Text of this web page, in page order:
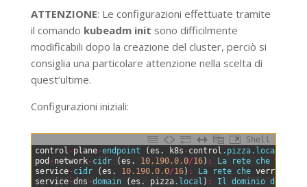
ATTENZIONE: Le configurazioni effettuate tramite
il comando kubeadm init sono difficilmente
modificabili dopo la creazione del cluster, perciò si
consiglia una particolare attenzione nella scelta di
quest’ultime.
Configurazioni iniziali:
Shell
control -plane-endpoint (es . k8s -control .pizza.local
pod -network-cidr (es . 10.190.0.0/16) : La rete che
service-cidr (es . 10.190.0.0/16) : La rete che verrà
service-dns -domain (es . pizza.local ) : Il dominio del